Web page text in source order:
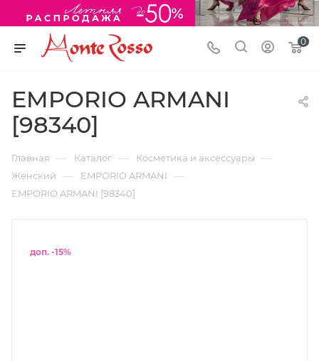
0
EMPORIO ARMANI
[98340]
Главная — Каталог — Косметика и аксессуары —
Женский — EMPORIO ARMANI —
EMPORIO ARMANI [98340]
доп. -15%